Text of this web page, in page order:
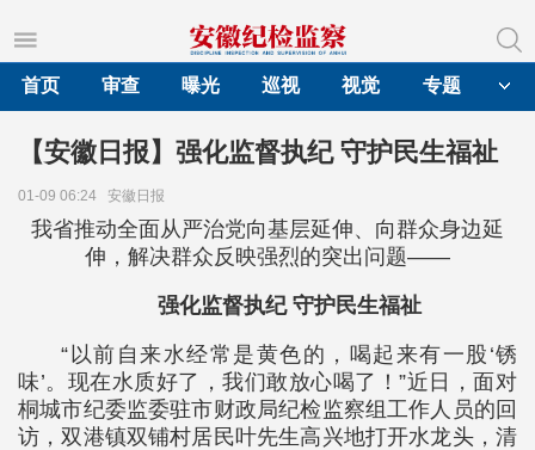
首页
审查 曝光 巡视 视觉 专题
【安徽日报】强化监督执纪 守护民生福祉
01-09 06:24 安徽日报
我省推动全面从严治党向基层延伸、向群众身边延
伸，解决群众反映强烈的突出问题——
强化监督执纪 守护民生福祉
“以前自来水经常是黄色的，喝起来有一股‘锈
味’。现在水质好了，我们敢放心喝了！”近日，面对
桐城市纪委监委驻市财政局纪检监察组工作人员的回
访，双港镇双铺村居民叶先生高兴地打开水龙头，清